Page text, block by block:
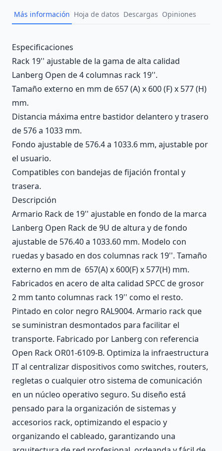
Más información Hoja de datos Descargas Opiniones
Description
Especificaciones
Rack 19'' ajustable de la gama de alta calidad
Lanberg Open de 4 columnas rack 19''.
Tamaño externo en mm de 657 (A) x 600 (F) x 577 (H)
mm.
Distancia máxima entre bastidor delantero y trasero
de 576 a 1033 mm.
Fondo ajustable de 576.4 a 1033.6 mm, ajustable por
el usuario.
Compatibles con bandejas de fijación frontal y
trasera.
Descripción
Armario Rack de 19'' ajustable en fondo de la marca
Lanberg Open Rack de 9U de altura y de fondo
ajustable de 576.40 a 1033.60 mm. Modelo con
ruedas y basado en dos columnas rack 19''. Tamaño
externo en mm de 657(A) x 600(F) x 577(H) mm.
Fabricados en acero de alta calidad SPCC de grosor
2 mm tanto columnas rack 19'' como el resto.
Pintado en color negro RAL9004. Armario rack que
se suministran desmontados para facilitar el
transporte. Fabricado por Lanberg con referencia
Open Rack OR01-6109-B. Optimiza la infraestructura
IT al centralizar dispositivos como switches, routers,
regletas o cualquier otro sistema de comunicación
en un núcleo operativo seguro. Su diseño está
pensado para la organización de sistemas y
accesorios rack, optimizando el espacio y
organizando el cableado, garantizando una